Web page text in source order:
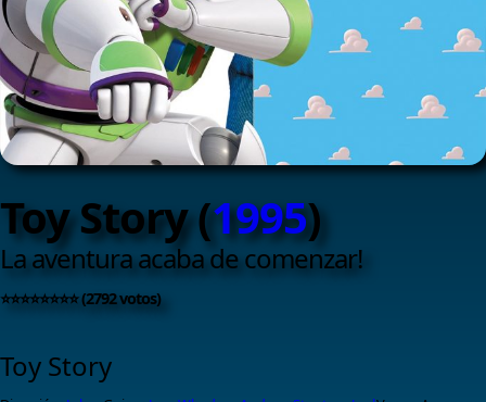
Toy Story (1995)
La aventura acaba de comenzar!
⭐⭐⭐⭐⭐⭐⭐⭐ (2792 votos)
Toy Story